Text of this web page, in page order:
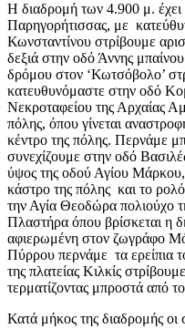
Η διαδρομή των 4.900 μ. έχει
Παρηγορήτισσας, με
Κωνσταντίνου στρίβουμε
δεξιά στην οδό Άννης
δρόμου στον ‘Κωτσόβολο’
κατευθυνόμαστε στην οδό
Νεκροταφείου της Αρχαίας
πόλης, όπου γίνεται
κέντρο της πόλης. Περνάμε
συνεχίζουμε στην οδό
ύψος της οδού Αγίου
κάστρο της πόλης και το
την Αγία Θεοδώρα πολιούχο
Πλαστήρα όπου βρίσκεται η
αφιερωμένη στον ζωγράφο
Πύρρου περνάμε τα
της πλατείας Κιλκίς
τερματίζοντας μπροστά από
Κατά μήκος της διαδρομής οι